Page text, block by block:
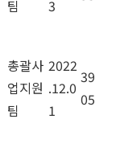
팀
3
총괄사
업지원
팀
2022
.12.0
1
39
05